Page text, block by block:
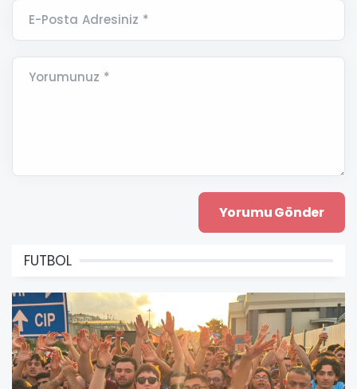
E-Posta Adresiniz *
Yorumunuz *
FUTBOL